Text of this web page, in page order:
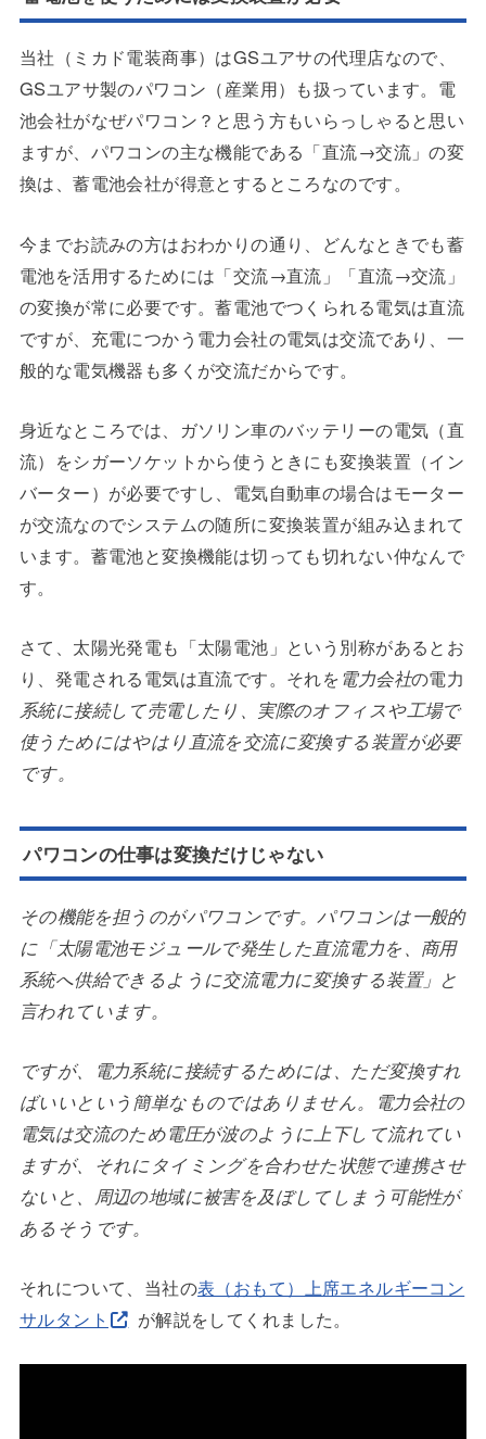
当社（ミカド電装商事）はGSユアサの代理店なので、
GSユアサ製のパワコン（産業用）も扱っています。電
池会社がなぜパワコン？と思う方もいらっしゃると思い
ますが、パワコンの主な機能である「直流→交流」の変
換は、蓄電池会社が得意とするところなのです。
今までお読みの方はおわかりの通り、どんなときでも蓄
電池を活用するためには「交流→直流」「直流→交流」
の変換が常に必要です。蓄電池でつくられる電気は直流
ですが、充電につかう電力会社の電気は交流であり、一
般的な電気機器も多くが交流だからです。
身近なところでは、ガソリン車のバッテリーの電気（直
流）をシガーソケットから使うときにも変換装置（イン
バーター）が必要ですし、電気自動車の場合はモーター
が交流なのでシステムの随所に変換装置が組み込まれて
います。蓄電池と変換機能は切っても切れない仲なんで
す。
さて、太陽光発電も「太陽電池」という別称があるとお
り、発電される電気は直流です。それを電力会社の電力
系統に接続して売電したり、実際のオフィスや工場で
使うためにはやはり直流を交流に変換する装置が必要
です。
パワコンの仕事は変換だけじゃない
その機能を担うのがパワコンです。パワコンは一般的
に「太陽電池モジュールで発生した直流電力を、商用
系統へ供給できるように交流電力に変換する装置」と
言われています。
ですが、電力系統に接続するためには、ただ変換すれ
ばいいという簡単なものではありません。電力会社の
電気は交流のため電圧が波のように上下して流れてい
ますが、それにタイミングを合わせた状態で連携させ
ないと、周辺の地域に被害を及ぼしてしまう可能性が
あるそうです。
それについて、当社の表（おもて）上席エネルギーコン
サルタント
が解説をしてくれました。